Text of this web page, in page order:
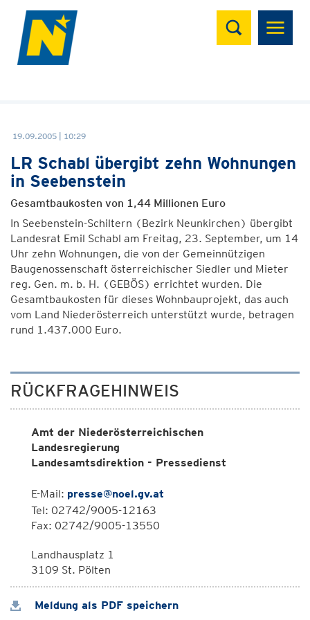
Suchen
19.09.2005 | 10:29
LR Schabl übergibt zehn Wohnungen
in Seebenstein
Gesamtbaukosten von 1,44 Millionen Euro
In Seebenstein-Schiltern (Bezirk Neunkirchen) übergibt
Landesrat Emil Schabl am Freitag, 23. September, um 14
Uhr zehn Wohnungen, die von der Gemeinnützigen
Baugenossenschaft österreichischer Siedler und Mieter
reg. Gen. m. b. H. (GEBÖS) errichtet wurden. Die
Gesamtbaukosten für dieses Wohnbauprojekt, das auch
vom Land Niederösterreich unterstützt wurde, betragen
rund 1.437.000 Euro.
RÜCKFRAGEHINWEIS
Amt der Niederösterreichischen
Landesregierung
Landesamtsdirektion - Pressedienst
E-Mail: presse@noel.gv.at
Tel: 02742/9005-12163
Fax: 02742/9005-13550
Landhausplatz 1
3109 St. Pölten
Meldung als PDF speichern